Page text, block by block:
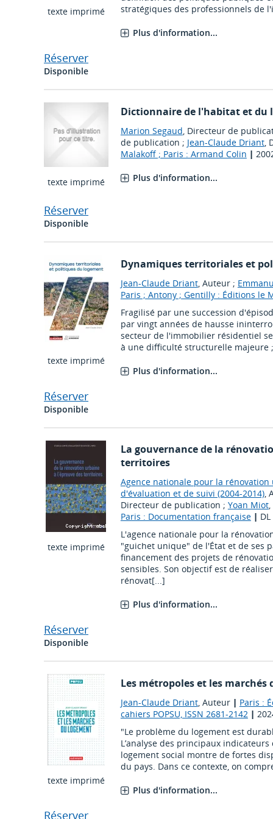
texte imprimé
stratégiques des professionnels de
Plus d'information...
Réserver
Disponible
texte imprimé
Dictionnaire de l'habitat et du
Marion Segaud, Directeur de
de publication ; Jean-Claude Driant,
Malakoff ; Paris : Armand Colin |
Plus d'information...
Réserver
Disponible
texte imprimé
Dynamiques territoriales et
Jean-Claude Driant, Auteur ;
Paris ; Antony ; Gentilly : Éditions le
Fragilisé par une succession
par vingt années de hausse
secteur de l'immobilier résidentiel
à une difficulté structurelle majeure
Plus d'information...
Réserver
Disponible
texte imprimé
La gouvernance de la
territoires
Agence nationale pour la rénovation
d'évaluation et de suivi (2004-2014),
Directeur de publication ; Yoan Miot
Paris : Documentation française|
L'agence nationale pour la
"guichet unique" de l'État et de ses
financement des projets de
sensibles. Son objectif est de
rénovat[...]
Plus d'information...
Réserver
Disponible
texte imprimé
Les métropoles et les marchés
Jean-Claude Driant, Auteur | Paris :
cahiers POPSU, ISSN 2681-2142 |
"Le problème du logement est
L’analyse des principaux
logement social montre de fortes
du pays. Dans ce contexte, on
Plus d'information...
Réserver